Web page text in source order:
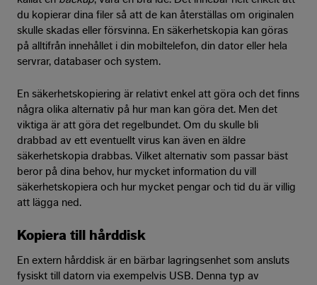
du kopierar dina filer så att de kan återställas om originalen
skulle skadas eller försvinna. En säkerhetskopia kan göras
på alltifrån innehållet i din mobiltelefon, din dator eller hela
servrar, databaser och system.
En säkerhetskopiering är relativt enkel att göra och det finns
några olika alternativ på hur man kan göra det. Men det
viktiga är att göra det regelbundet. Om du skulle bli
drabbad av ett eventuellt virus kan även en äldre
säkerhetskopia drabbas. Vilket alternativ som passar bäst
beror på dina behov, hur mycket information du vill
säkerhetskopiera och hur mycket pengar och tid du är villig
att lägga ned.
Kopiera till hårddisk
En extern hårddisk är en bärbar lagringsenhet som ansluts
fysiskt till datorn via exempelvis USB. Denna typ av